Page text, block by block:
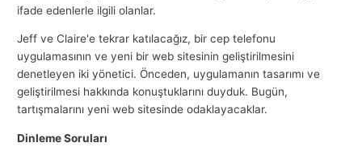
ifade edenlerle ilgili olanlar.
Jeff ve Claire'e tekrar katılacağız, bir cep telefonu
uygulamasının ve yeni bir web sitesinin geliştirilmesini
denetleyen iki yönetici. Önceden, uygulamanın tasarımı ve
geliştirilmesi hakkında konuştuklarını duyduk. Bugün,
tartışmalarını yeni web sitesinde odaklayacaklar.
Dinleme Soruları